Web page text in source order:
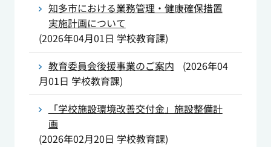
知多市における業務管理・健康確保措置
実施計画について
(2026年04月01日 学校教育課)
教育委員会後援事業のご案内
(2026年04
月01日 学校教育課)
「学校施設環境改善交付金」施設整備計
画
(2026年02月20日 学校教育課)